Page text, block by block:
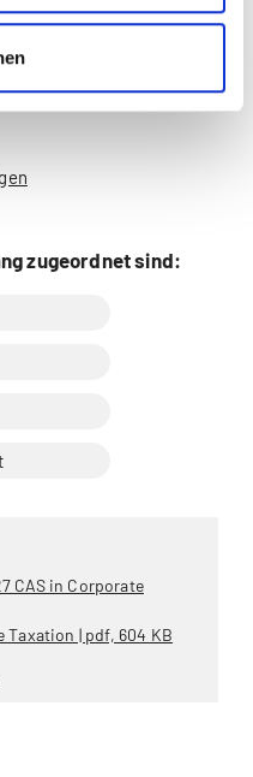
zugeordnet sind:
CAS in Corporate
Taxation | pdf, 604 KB